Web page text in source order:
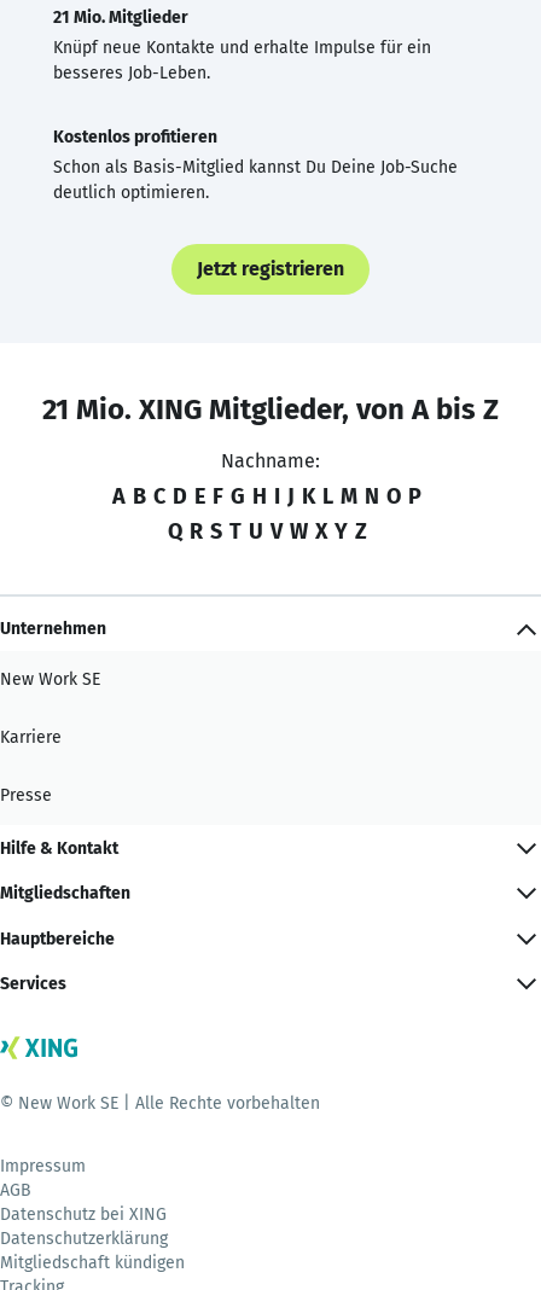
21 Mio. Mitglieder
Knüpf neue Kontakte und erhalte Impulse für ein
besseres Job-Leben.
Kostenlos profitieren
Schon als Basis-Mitglied kannst Du Deine Job-Suche
deutlich optimieren.
Jetzt registrieren
21 Mio. XING Mitglieder, von A bis Z
Nachname:
A B C D E F G H I J K L M N O P
Q R S T U V W X Y Z
Unternehmen
New Work SE
Karriere
Presse
Hilfe & Kontakt
Mitgliedschaften
Hauptbereiche
Services
© New Work SE | Alle Rechte vorbehalten
Impressum
AGB
Datenschutz bei XING
Datenschutzerklärung
Mitgliedschaft kündigen